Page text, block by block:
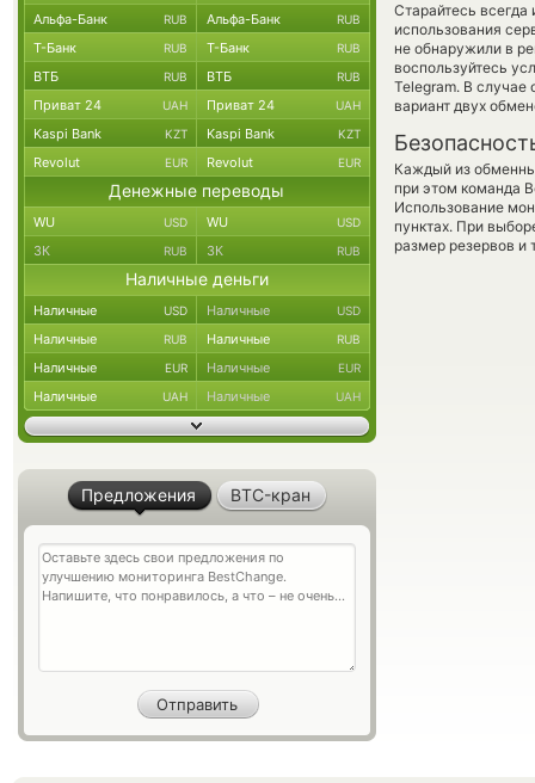
Старайтесь всегда
использования
не обнаружили в
воспользуйтесь
Telegram. В случае
вариант двух
Каждый из
при этом команда
Использование
пунктах. При
размер резервов и
Альфа-Банк RUB Альфа-Банк RUB
Т-Банк RUB Т-Банк RUB
ВТБ RUB ВТБ RUB
Приват 24 UAH Приват 24 UAH
Kaspi Bank KZT Kaspi Bank KZT
Revolut EUR Revolut EUR
Денежные переводы
WU USD WU USD
ЗК RUB ЗК RUB
Наличные деньги
Наличные USD Наличные USD
Наличные RUB Наличные RUB
Наличные EUR Наличные EUR
Наличные UAH Наличные UAH
Предложения BTC-кран